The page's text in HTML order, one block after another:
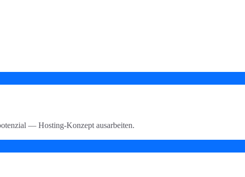
— Hosting-Konzept ausarbeiten.